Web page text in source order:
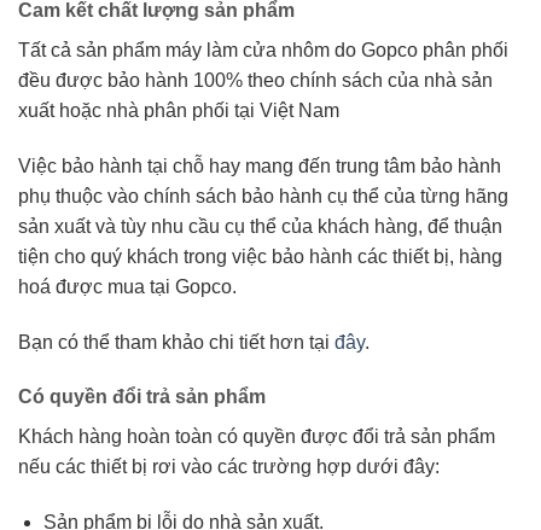
Cam kết chất lượng sản phẩm
Tất cả sản phẩm máy làm cửa nhôm do Gopco phân phối
đều được bảo hành 100% theo chính sách của nhà sản
xuất hoặc nhà phân phối tại Việt Nam
Việc bảo hành tại chỗ hay mang đến trung tâm bảo hành
phụ thuộc vào chính sách bảo hành cụ thể của từng hãng
sản xuất và tùy nhu cầu cụ thể của khách hàng, để thuận
tiện cho quý khách trong việc bảo hành các thiết bị, hàng
hoá được mua tại Gopco.
Bạn có thể tham khảo chi tiết hơn tại đây.
Có quyền đổi trả sản phẩm
Khách hàng hoàn toàn có quyền được đổi trả sản phẩm
nếu các thiết bị rơi vào các trường hợp dưới đây:
Sản phẩm bị lỗi do nhà sản xuất.